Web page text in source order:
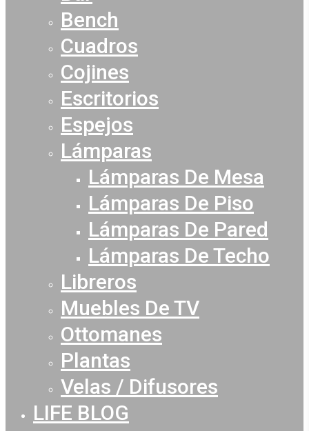
Bench
Cuadros
Cojines
Escritorios
Espejos
Lámparas
Lámparas De Mesa
Lámparas De Piso
Lámparas De Pared
Lámparas De Techo
Libreros
Muebles De TV
Ottomanes
Plantas
Velas / Difusores
LIFE BLOG